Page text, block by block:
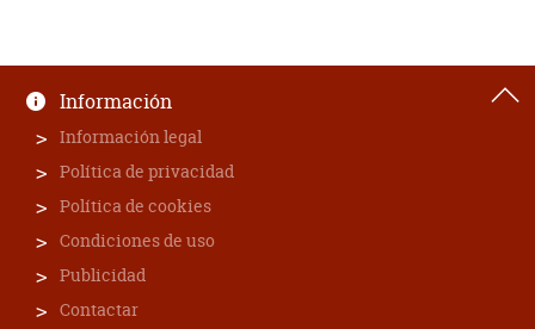
Información
Información legal
Política de privacidad
Política de cookies
Condiciones de uso
Publicidad
Contactar